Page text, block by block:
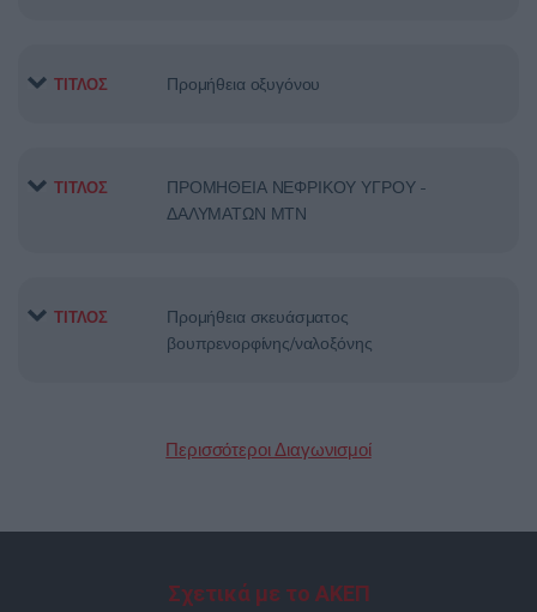
ΤΙΤΛΟΣ Προμήθεια οξυγόνου
ΤΙΤΛΟΣ
ΠΡΟΜΗΘΕΙΑ ΝΕΦΡΙΚΟΥ ΥΓΡΟΥ ­
ΔΑΛΥΜΑΤΩΝ ΜΤΝ
ΤΙΤΛΟΣ
Προμήθεια σκευάσματος
βουπρενορφίνης/ναλοξόνης
Περισσότεροι Διαγωνισμοί
Σχετικά με το ΑΚΕΠ